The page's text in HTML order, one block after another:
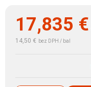
17,835 €
14,50 € bez DPH / bal